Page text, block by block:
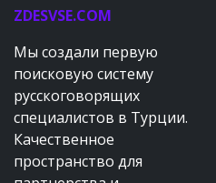
ZDESVSE.COM
Мы создали первую
поисковую систему
русскоговорящих
специалистов в Турции.
Качественное
пространство для